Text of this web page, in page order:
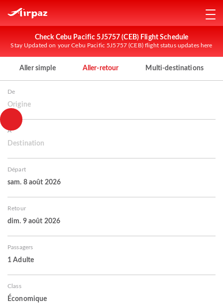
Check Cebu Pacific 5J5757 (CEB) Flight Schedule
Stay Updated on your Cebu Pacific 5J5757 (CEB) flight status updates here
Aller simple Aller-retour Multi-destinations
De
Origine
À
Destination
Départ
sam. 8 août 2026
Retour
dim. 9 août 2026
Passagers
1 Adulte
Class
Économique